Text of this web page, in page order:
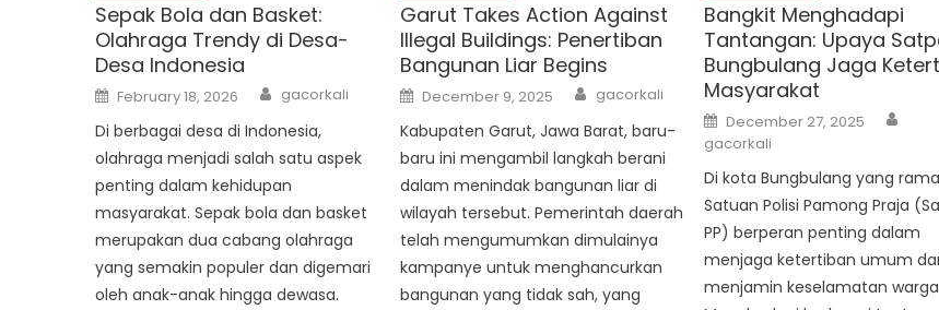
Sepak Bola dan Basket:
Olahraga Trendy di Desa-
Desa Indonesia
Posted
on
February 18, 2026 Author
gacorkali
Di berbagai desa di Indonesia,
olahraga menjadi salah satu aspek
penting dalam kehidupan
masyarakat. Sepak bola dan basket
merupakan dua cabang olahraga
yang semakin populer dan digemari
oleh anak-anak hingga dewasa.
Garut Takes Action Against
Illegal Buildings: Penertiban
Bangunan Liar Begins
Posted
on
December 9, 2025 Author
gacorkali
Kabupaten Garut, Jawa Barat, baru-
baru ini mengambil langkah berani
dalam menindak bangunan liar di
wilayah tersebut. Pemerintah daerah
telah mengumumkan dimulainya
kampanye untuk menghancurkan
bangunan yang tidak sah, yang
Bangkit Menghadapi
Tantangan: Upaya
Bungbulang Jaga
Masyarakat
Posted
on
December 27, 2025
gacorkali
Di kota Bungbulang yang
Satuan Polisi Pamong Praja
PP) berperan penting dalam
menjaga ketertiban umum
menjamin keselamatan